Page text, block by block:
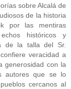
sobre Alcalá de
de la historia
por las mentiras
históricos y
de la talla del Sr.
veracidad a
generosidad con la
autores que se lo
cercanos al